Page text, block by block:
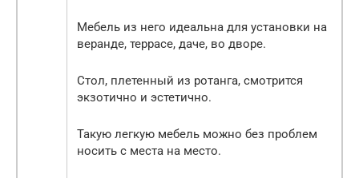
Мебель из него идеальна для установки на
веранде, террасе, даче, во дворе.
Стол, плетенный из ротанга, смотрится
экзотично и эстетично.
Такую легкую мебель можно без проблем
носить с места на место.